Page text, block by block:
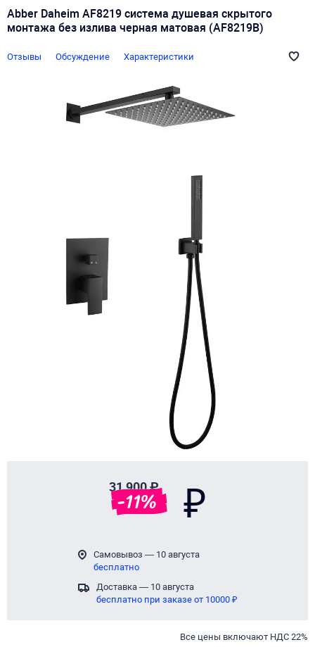
Abber Daheim AF8219 система душевая скрытого
монтажа без излива черная матовая (AF8219B)
Отзывы Обсуждение Характеристики
31 900 ₽
-11% ₽
Самовывоз — 10 августа
бесплатно
Доставка — 10 августа
бесплатно при заказе от 10000 ₽
Все цены включают НДС 22%